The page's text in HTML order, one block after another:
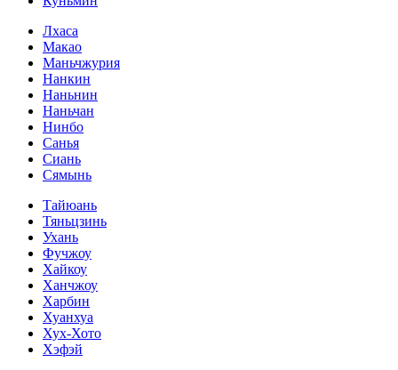
Лхаса
Макао
Маньчжурия
Нанкин
Наньнин
Наньчан
Нинбо
Санья
Сиань
Сямынь
Тайюань
Тяньцзинь
Ухань
Фучжоу
Хайкоу
Ханчжоу
Харбин
Хуанхуа
Хух-Хото
Хэфэй